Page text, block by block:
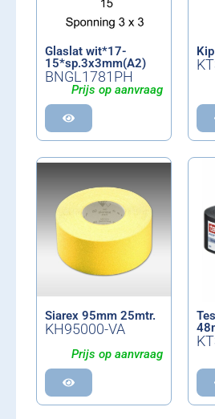
Glaslat wit*17-
15*sp.3x3mm(A2)
BNGL1781PH
Prijs op aanvraag
Siarex 95mm 25mtr.
KH95000-VA
Prijs op aanvraag